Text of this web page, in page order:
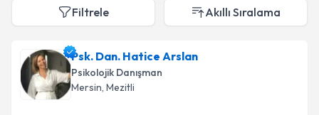
Filtrele Akıllı Sıralama
Psk. Dan. Hatice Arslan
Psikolojik Danışman
Mersin, Mezitli